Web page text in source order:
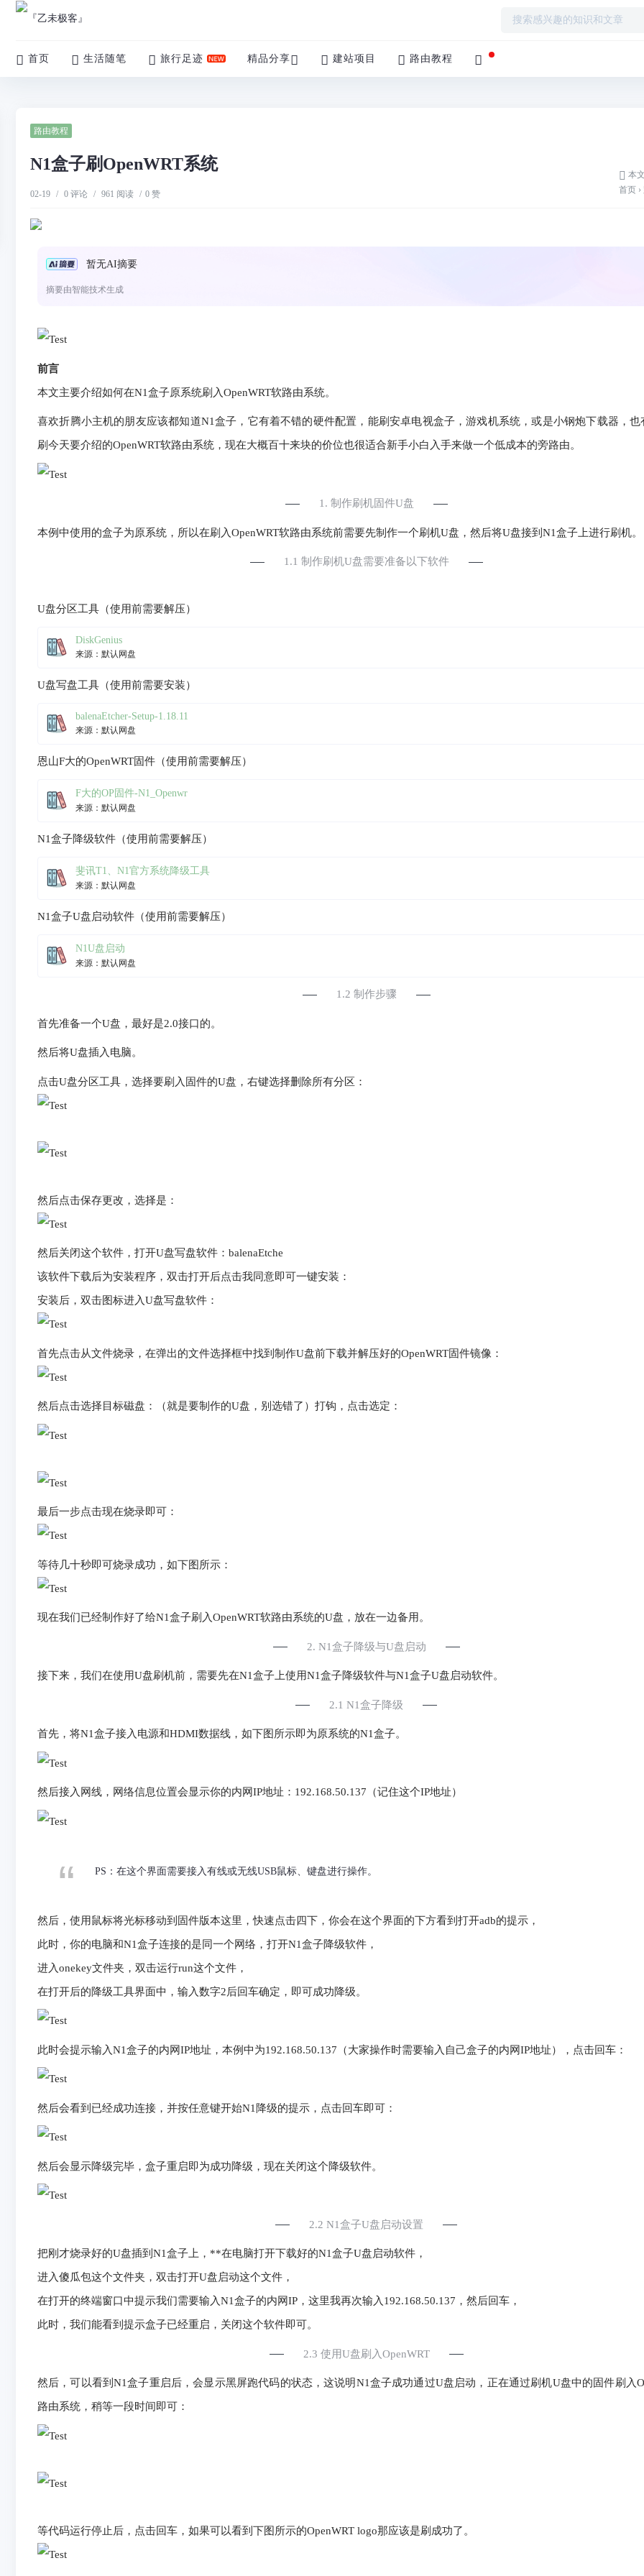
首页 生活随笔 旅行足迹 精品分享 建站项目 路由教程
路由教程
N1盒子刷OpenWRT系统
02-19 / 0 评论 / 961 阅读 / 0 赞
本
首页 ›
暂无AI摘要
摘要由智能技术生成
前言
本文主要介绍如何在N1盒子原系统刷入OpenWRT软路由系统。
喜欢折腾小主机的朋友应该都知道N1盒子，它有着不错的硬件配置，能刷安卓电视盒子，游戏机系统，或是小钢炮下载器，也
刷今天要介绍的OpenWRT软路由系统，现在大概百十来块的价位也很适合新手小白入手来做一个低成本的旁路由。
1. 制作刷机固件U盘
本例中使用的盒子为原系统，所以在刷入OpenWRT软路由系统前需要先制作一个刷机U盘，然后将U盘接到N1盒子上进行刷机。
1.1 制作刷机U盘需要准备以下软件
U盘分区工具（使用前需要解压）
DiskGenius
来源：默认网盘
U盘写盘工具（使用前需要安装）
balenaEtcher-Setup-1.18.11
来源：默认网盘
恩山F大的OpenWRT固件（使用前需要解压）
F大的OP固件-N1_Openwr
来源：默认网盘
N1盒子降级软件（使用前需要解压）
斐讯T1、N1官方系统降级工具
来源：默认网盘
N1盒子U盘启动软件（使用前需要解压）
N1U盘启动
来源：默认网盘
1.2 制作步骤
首先准备一个U盘，最好是2.0接口的。
然后将U盘插入电脑。
点击U盘分区工具，选择要刷入固件的U盘，右键选择删除所有分区：
然后点击保存更改，选择是：
然后关闭这个软件，打开U盘写盘软件：balenaEtche
该软件下载后为安装程序，双击打开后点击我同意即可一键安装：
安装后，双击图标进入U盘写盘软件：
首先点击从文件烧录，在弹出的文件选择框中找到制作U盘前下载并解压好的OpenWRT固件镜像：
然后点击选择目标磁盘：（就是要制作的U盘，别选错了）打钩，点击选定：
最后一步点击现在烧录即可：
等待几十秒即可烧录成功，如下图所示：
现在我们已经制作好了给N1盒子刷入OpenWRT软路由系统的U盘，放在一边备用。
2. N1盒子降级与U盘启动
接下来，我们在使用U盘刷机前，需要先在N1盒子上使用N1盒子降级软件与N1盒子U盘启动软件。
2.1 N1盒子降级
首先，将N1盒子接入电源和HDMI数据线，如下图所示即为原系统的N1盒子。
然后接入网线，网络信息位置会显示你的内网IP地址：192.168.50.137（记住这个IP地址）
PS：在这个界面需要接入有线或无线USB鼠标、键盘进行操作。
然后，使用鼠标将光标移动到固件版本这里，快速点击四下，你会在这个界面的下方看到打开adb的提示，
此时，你的电脑和N1盒子连接的是同一个网络，打开N1盒子降级软件，
进入onekey文件夹，双击运行run这个文件，
在打开后的降级工具界面中，输入数字2后回车确定，即可成功降级。
此时会提示输入N1盒子的内网IP地址，本例中为192.168.50.137（大家操作时需要输入自己盒子的内网IP地址），点击回车：
然后会看到已经成功连接，并按任意键开始N1降级的提示，点击回车即可：
然后会显示降级完毕，盒子重启即为成功降级，现在关闭这个降级软件。
2.2 N1盒子U盘启动设置
把刚才烧录好的U盘插到N1盒子上，**在电脑打开下载好的N1盒子U盘启动软件，
进入傻瓜包这个文件夹，双击打开U盘启动这个文件，
在打开的终端窗口中提示我们需要输入N1盒子的内网IP，这里我再次输入192.168.50.137，然后回车，
此时，我们能看到提示盒子已经重启，关闭这个软件即可。
2.3 使用U盘刷入OpenWRT
然后，可以看到N1盒子重启后，会显示黑屏跑代码的状态，这说明N1盒子成功通过U盘启动，正在通过刷机U盘中的固件刷入
路由系统，稍等一段时间即可：
等代码运行停止后，点击回车，如果可以看到下图所示的OpenWRT logo那应该是刷成功了。